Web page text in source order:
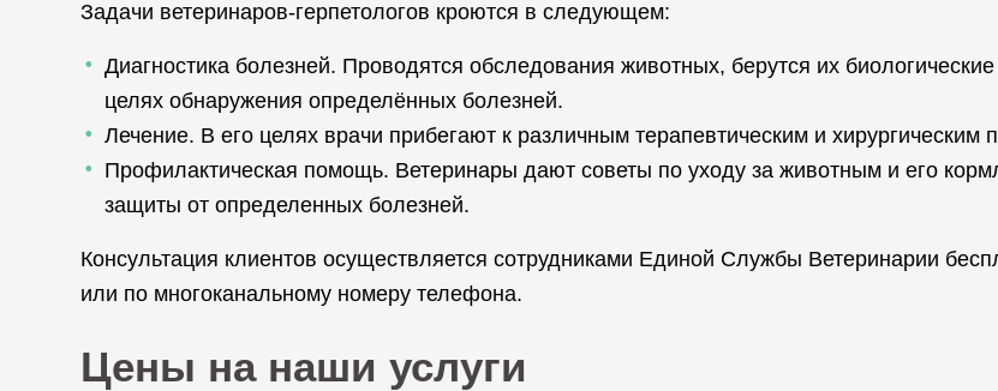
Задачи ветеринаров-герпетологов кроются в следующем:
Диагностика болезней. Проводятся обследования животных, берутся их
целях обнаружения определённых болезней.
Лечение. В его целях врачи прибегают к различным терапевтическим и хирургическим
Профилактическая помощь. Ветеринары дают советы по уходу за животным и его
защиты от определенных болезней.
Консультация клиентов осуществляется сотрудниками Единой Службы Ветеринарии
или по многоканальному номеру телефона.
Цены на наши услуги